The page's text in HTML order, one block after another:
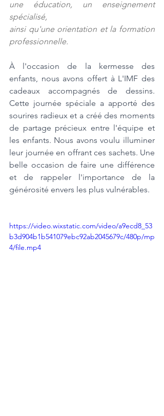
une éducation, un enseignement
spécialisé,
ainsi qu'une orientation et la formation
professionnelle.
À l'occasion de la kermesse des
enfants, nous avons offert à L'IMF des
cadeaux accompagnés de dessins.
Cette journée spéciale a apporté des
sourires radieux et a créé des moments
de partage précieux entre l'équipe et
les enfants. Nous avons voulu illuminer
leur journée en offrant ces sachets. Une
belle occasion de faire une différence
et de rappeler l'importance de la
générosité envers les plus vulnérables.
https://video.wixstatic.com/video/a9ecd8_53
b3d904b1b541079ebc92ab2045679c/480p/mp
4/file.mp4